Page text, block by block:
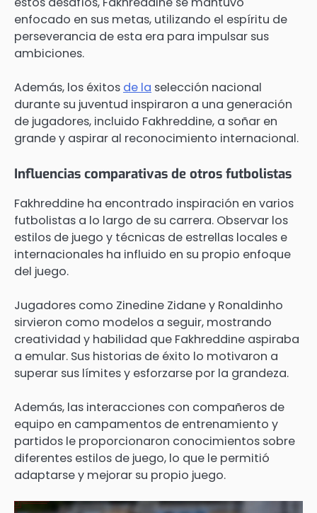
enfocado en sus metas, utilizando el espíritu de
perseverancia de esta era para impulsar sus
ambiciones.
Además, los éxitos de la selección nacional
durante su juventud inspiraron a una generación
de jugadores, incluido Fakhreddine, a soñar en
grande y aspirar al reconocimiento internacional.
Influencias comparativas de otros futbolistas
Fakhreddine ha encontrado inspiración en varios
futbolistas a lo largo de su carrera. Observar los
estilos de juego y técnicas de estrellas locales e
internacionales ha influido en su propio enfoque
del juego.
Jugadores como Zinedine Zidane y Ronaldinho
sirvieron como modelos a seguir, mostrando
creatividad y habilidad que Fakhreddine aspiraba
a emular. Sus historias de éxito lo motivaron a
superar sus límites y esforzarse por la grandeza.
Además, las interacciones con compañeros de
equipo en campamentos de entrenamiento y
partidos le proporcionaron conocimientos sobre
diferentes estilos de juego, lo que le permitió
adaptarse y mejorar su propio juego.